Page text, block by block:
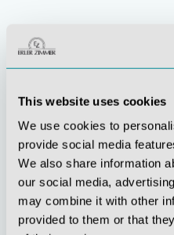
This website uses cookies
We use cookies to
provide social media
We also share information
our social media,
may combine it with other
provided to them or that
Stetige
Innovationskraft